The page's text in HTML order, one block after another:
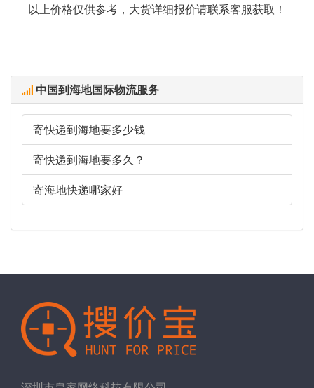
以上价格仅供参考，大货详细报价请联系客服获取！
中国到海地国际物流服务
寄快递到海地要多少钱
寄快递到海地要多久？
寄海地快递哪家好